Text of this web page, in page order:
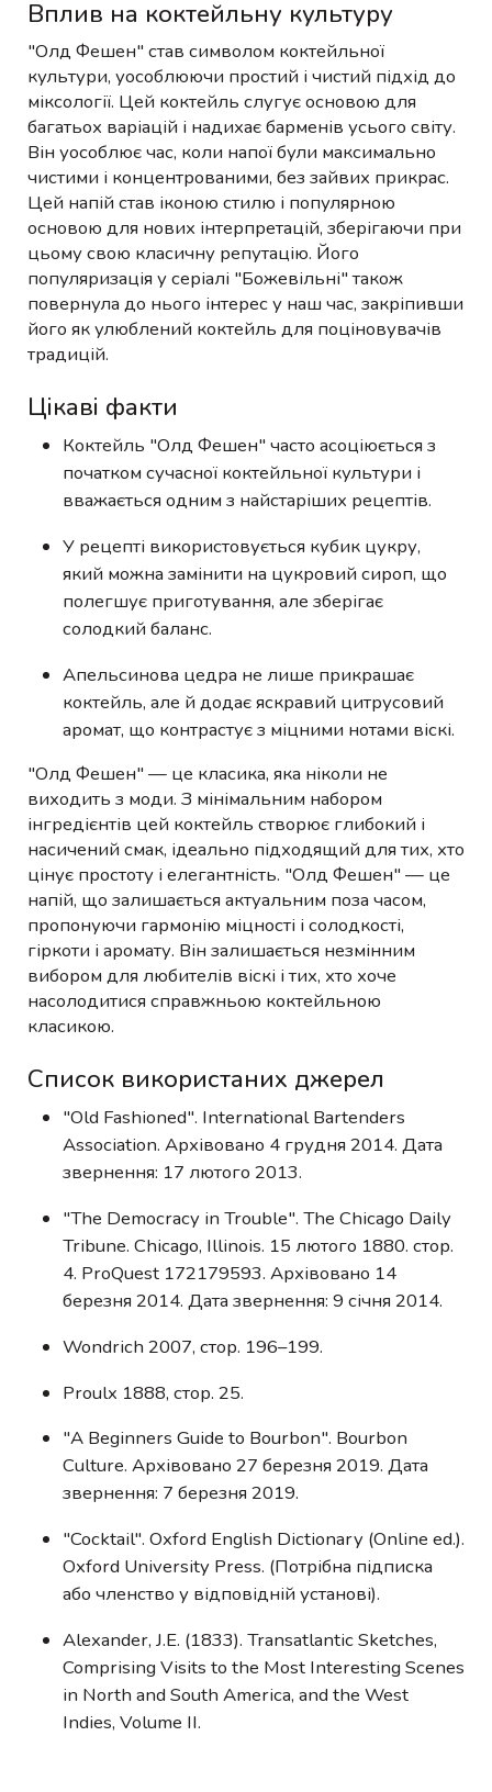
Вплив на коктейльну культуру
"Олд Фешен" став символом коктейльної
культури, уособлюючи простий і чистий підхід до
міксології. Цей коктейль слугує основою для
багатьох варіацій і надихає барменів усього світу.
Він уособлює час, коли напої були максимально
чистими і концентрованими, без зайвих прикрас.
Цей напій став іконою стилю і популярною
основою для нових інтерпретацій, зберігаючи при
цьому свою класичну репутацію. Його
популяризація у серіалі "Божевільні" також
повернула до нього інтерес у наш час, закріпивши
його як улюблений коктейль для поціновувачів
традицій.
Цікаві факти
Коктейль "Олд Фешен" часто асоціюється з
початком сучасної коктейльної культури і
вважається одним з найстаріших рецептів.
У рецепті використовується кубик цукру,
який можна замінити на цукровий сироп, що
полегшує приготування, але зберігає
солодкий баланс.
Апельсинова цедра не лише прикрашає
коктейль, але й додає яскравий цитрусовий
аромат, що контрастує з міцними нотами віскі.
"Олд Фешен" — це класика, яка ніколи не
виходить з моди. З мінімальним набором
інгредієнтів цей коктейль створює глибокий і
насичений смак, ідеально підходящий для тих, хто
цінує простоту і елегантність. "Олд Фешен" — це
напій, що залишається актуальним поза часом,
пропонуючи гармонію міцності і солодкості,
гіркоти і аромату. Він залишається незмінним
вибором для любителів віскі і тих, хто хоче
насолодитися справжньою коктейльною
класикою.
Список використаних джерел
"Old Fashioned". International Bartenders
Association. Архівовано 4 грудня 2014. Дата
звернення: 17 лютого 2013.
"The Democracy in Trouble". The Chicago Daily
Tribune. Chicago, Illinois. 15 лютого 1880. стор.
4. ProQuest 172179593. Архівовано 14
березня 2014. Дата звернення: 9 січня 2014.
Wondrich 2007, стор. 196–199.
Proulx 1888, стор. 25.
"A Beginners Guide to Bourbon". Bourbon
Culture. Архівовано 27 березня 2019. Дата
звернення: 7 березня 2019.
"Cocktail". Oxford English Dictionary (Online ed.).
Oxford University Press. (Потрібна підписка
або членство у відповідній установі).
Alexander, J.E. (1833). Transatlantic Sketches,
Comprising Visits to the Most Interesting Scenes
in North and South America, and the West
Indies, Volume II.